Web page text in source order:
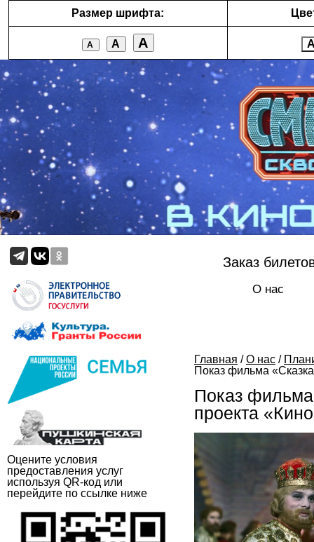
Размер шрифта:
А А А
Оцените условия
предоставления услуг
используя QR-код или
перейдите по ссылке ниже
Заказ
О нас
Главная / О нас /
Показ фильма
Показ
проекта